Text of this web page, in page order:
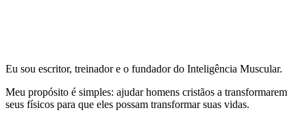
Eu sou escritor, treinador e o fundador do Inteligência Muscular.
Meu propósito é simples: ajudar homens cristãos a transformarem
seus físicos para que eles possam transformar suas vidas.